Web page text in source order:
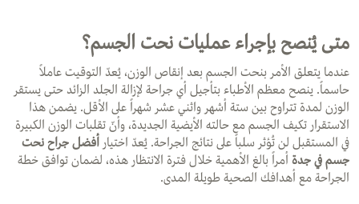
متى يُنصح بإجراء عمليات نحت الجسم؟
عندما يتعلق الأمر بنحت الجسم بعد إنقاص الوزن، يُعدّ التوقيت عاملاً
حاسماً. ينصح معظم الأطباء بتأجيل أي جراحة لإزالة الجلد الزائد حتى يستقر
الوزن لمدة تتراوح بين ستة أشهر واثني عشر شهراً على الأقل. يضمن هذا
الاستقرار تكيف الجسم مع حالته الأيضية الجديدة، وأنّ تقلبات الوزن الكبيرة
في المستقبل لن تُؤثر سلباً على نتائج الجراحة. يُعدّ اختيارأفضل جراح نحت
جسم في جدة أمراً بالغ الأهمية خلال فترة الانتظار هذه، لضمان توافق خطة
الجراحة مع أهدافك الصحية طويلة المدى.